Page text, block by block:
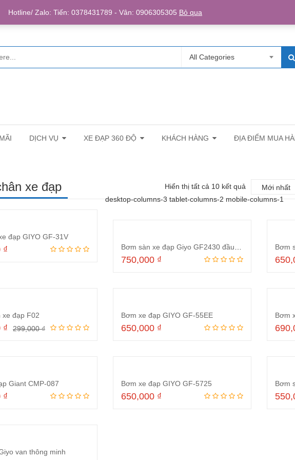
Login/Register
All Categories
DỊCH VỤ XE ĐẠP 360 ĐỘ KHÁCH HÀNG ĐỊA ĐIỂM MUA
xe đạp
Hiển thị tất cả 10 kết quả
desktop-columns-3 tablet-columns-2 mobile-columns-1
đạp GIYO GF-31V
₫
750,000 ₫
Bơm
xe đạp F02
299,000₫
₫
Bơm xe đạp GIYO GF-55EE
650,000 ₫
Bơm
Giant CMP-087
₫
Bơm xe đạp GIYO GF-5725
650,000 ₫
Bơm
van thông minh
Hotline/ Zalo: Tiến: 0378431789 - Vân: 0906305305 Bỏ qua